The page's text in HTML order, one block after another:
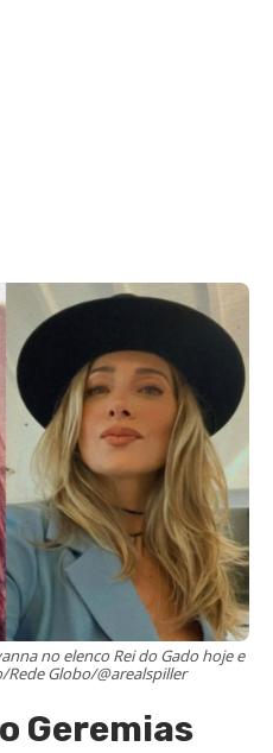
no elenco Rei do Gado hoje e
Globo/@arealspiller
Geremias